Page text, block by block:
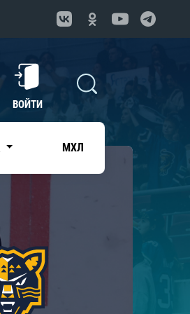
ВОЙТИ
МХЛ